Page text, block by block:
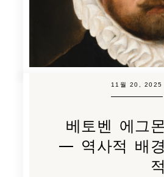
11월 20, 2025
베토벤 에그
— 역사적 배